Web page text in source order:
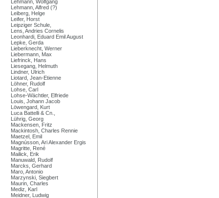
Lehmann, Wolfgang
Lehmann, Alfred (?)
Leiberg, Helge
Leifer, Horst
Leipziger Schule,
Lens, Andries Cornelis
Leonhardi, Eduard Emil August
Lepke, Gerda
Lieberknecht, Werner
Liebermann, Max
Liefrinck, Hans
Liesegang, Helmuth
Lindner, Ulrich
Liotard, Jean-Etienne
Löhner, Rudolf
Lohse, Carl
Lohse-Wächtler, Elfriede
Louis, Johann Jacob
Löwengard, Kurt
Luca Battelli & Cn.,
Lührig, Georg
Mackensen, Fritz
Mackintosh, Charles Rennie
Maetzel, Emil
Magnússon, Ari Alexander Ergis
Magritte, René
Mailick, Erik
Manuwald, Rudolf
Marcks, Gerhard
Maro, Antonio
Marzynski, Siegbert
Maurin, Charles
Mediz, Karl
Meidner, Ludwig